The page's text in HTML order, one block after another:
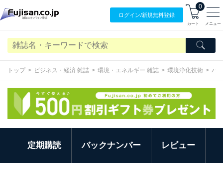
ログイン/新規無料登録
0
カート メニュー
トップ ビジネス・経済 雑誌 環境・エネルギー 雑誌 環境浄化技術 バ
定期購読 バックナンバー レビュー